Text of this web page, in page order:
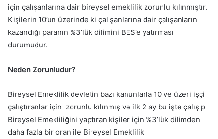
için çalışanlarına dair bireysel emeklilik zorunlu kılınmıştır.
Kişilerin 10’un üzerinde ki çalışanlarına dair çalışanların
kazandığı paranın %3’lük dilimini BES’e yatırması
durumudur.
Neden Zorunludur?
Bireysel Emeklilik devletin bazı kanunlarla 10 ve üzeri işçi
çalıştıranlar için zorunlu kılınmış ve ilk 2 ay bu işte çalışıp
Bireysel Emekliliğini yaptıran kişiler için %3’lük dilimden
daha fazla bir oran ile Bireysel Emeklilik